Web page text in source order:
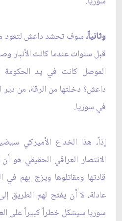
وثانياً، سوف تحشد داعش لتعود
قبل سنوات عندما كانت الأنبار
الموصل كانت في يد الحكومة
داعش؟ دخلتها من الرقة، من دير
في سوريا.
إذاً، هذا الخداع الأميركي
الانتصار العراقي الحقيقي
قادتها ومقاتلوها ويزج بهم
عادلة، لا أن يفتح لهم الطريق
سوريا سيشكل خطراً كبيراً على